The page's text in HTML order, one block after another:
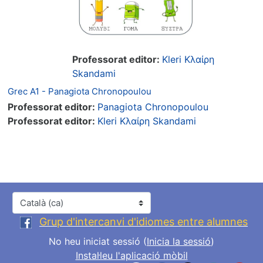
Professorat editor: Kleri Κλαίρη
Skandami
Grec A1 - Panagiota Chronopoulou
Professorat editor: Panagiota Chronopoulou
Professorat editor: Kleri Κλαίρη Skandami
Idioma
Grup d'intercanvi d'idiomes entre alumnes
No heu iniciat sessió (Inicia la sessió)
Instal·leu l'aplicació mòbil